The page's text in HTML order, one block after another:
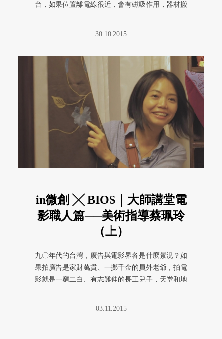
台，如果位置離電線很近，會有磁吸作用，器材搬
30.10.2015
in微創 ╳ BIOS｜大師講堂電
影職人篇──美術指導蔡珮玲
（上）
九〇年代的台灣，廣告與電影界各是什麼景況？如
果拍廣告是家財萬貫、一擲千金的員外老爺，拍電
影就是一窮二白、有志難伸的長工兒子，天堂和地
03.11.2015